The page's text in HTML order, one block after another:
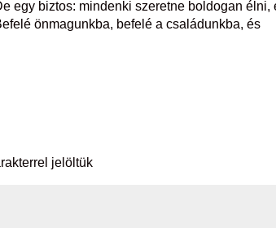
egy biztos: mindenki szeretne boldogan élni,
önmagunkba, befelé a családunkba, és
jelöltük